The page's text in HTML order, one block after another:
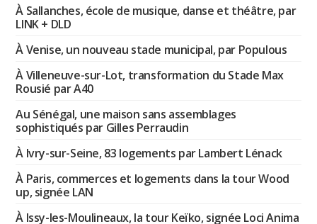
À Sallanches, école de musique, danse et théâtre, par
LINK + DLD
À Venise, un nouveau stade municipal, par Populous
À Villeneuve-sur-Lot, transformation du Stade Max
Rousié par A40
Au Sénégal, une maison sans assemblages
sophistiqués par Gilles Perraudin
À Ivry-sur-Seine, 83 logements par Lambert Lénack
À Paris, commerces et logements dans la tour Wood
up, signée LAN
À Issy-les-Moulineaux, la tour Keïko, signée Loci Anima